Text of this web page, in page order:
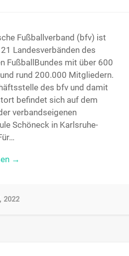
Fußballverband (bfv) ist
Landesverbänden des
FußballBundes mit über 600
rund 200.000 Mitgliedern.
des bfv und damit
befindet sich auf dem
verbandseigenen
Schöneck in Karlsruhe-
→
2022